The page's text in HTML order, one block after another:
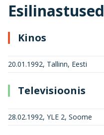
Esilinastused
Kinos
20.01.1992, Tallinn, Eesti
Televisioonis
28.02.1992, YLE 2, Soome